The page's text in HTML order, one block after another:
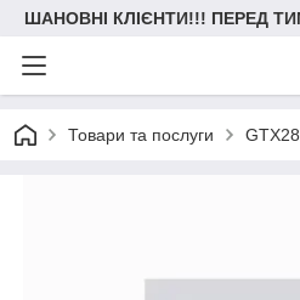
ШАНОВНІ КЛІЄНТИ!!! ПЕРЕД
Товари та послуги